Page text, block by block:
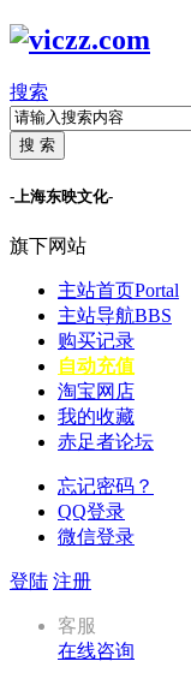
搜索
搜 索
-上海东映文化-
旗下网站
主站首页Portal
主站导航BBS
购买记录
自动充值
淘宝网店
我的收藏
赤足者论坛
忘记密码？
QQ登录
微信登录
登陆 注册
客服
在线咨询